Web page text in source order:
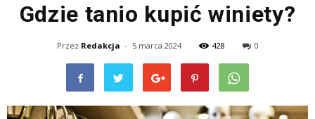
Gdzie tanio kupić winiety?
Przez Redakcja - 5 marca 2024 428 0